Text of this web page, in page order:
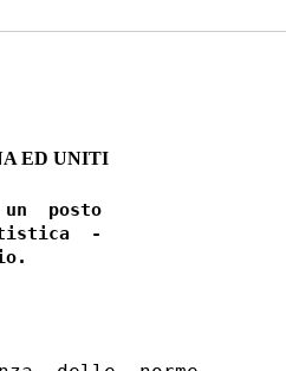
ED UNITI
posto
-